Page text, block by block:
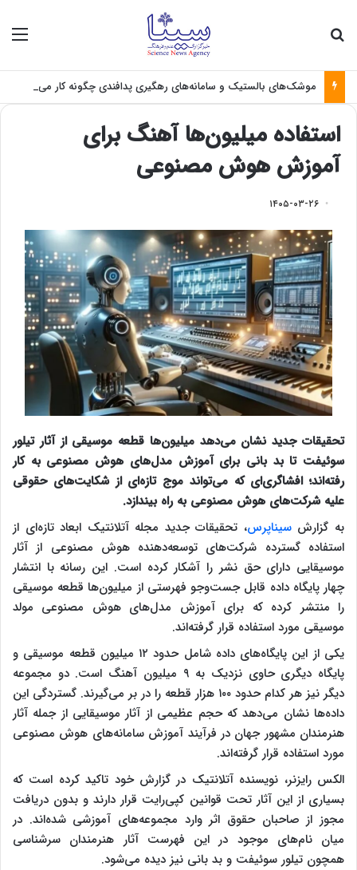
موشک‌های بالستیک و سامانه‌های رهگیری پدافندی چگونه کار می کنند؟
استفاده میلیون‌ها آهنگ برای
آموزش هوش مصنوعی
۱۴۰۵-۰۳-۲۶
تحقیقات جدید نشان می‌دهد میلیون‌ها قطعه موسیقی از آثار تیلور
سوئیفت تا بد بانی برای آموزش مدل‌های هوش مصنوعی به کار
رفته‌اند؛ افشاگری‌ای که می‌تواند موج تازه‌ای از شکایت‌های حقوقی
علیه شرکت‌های هوش مصنوعی به راه بیندازد.
به گزارشسیناپرس، تحقیقات جدید مجله آتلانتیک ابعاد تازه‌ای از
استفاده گسترده شرکت‌های توسعه‌دهنده هوش مصنوعی از آثار
موسیقایی دارای حق نشر را آشکار کرده است. این رسانه با انتشار
چهار پایگاه داده قابل جست‌و‌جو فهرستی از میلیون‌ها قطعه موسیقی
را منتشر کرده که برای آموزش مدل‌های هوش مصنوعی مولد
موسیقی مورد استفاده قرار گرفته‌اند.
یکی از این پایگاه‌های داده شامل حدود ۱۲ میلیون قطعه موسیقی و
پایگاه دیگری حاوی نزدیک به ۹ میلیون آهنگ است. دو مجموعه
دیگر نیز هر کدام حدود ۱۰۰ هزار قطعه را در بر می‌گیرند. گستردگی این
داده‌ها نشان می‌دهد که حجم عظیمی از آثار موسیقایی از جمله آثار
هنرمندان مشهور جهان در فرآیند آموزش سامانه‌های هوش مصنوعی
مورد استفاده قرار گرفته‌اند.
الکس رایزنر، نویسنده آتلانتیک در گزارش خود تاکید کرده است که
بسیاری از این آثار تحت قوانین کپی‌رایت قرار دارند و بدون دریافت
مجوز از صاحبان حقوق اثر وارد مجموعه‌های آموزشی شده‌اند. در
میان نام‌های موجود در این فهرست آثار هنرمندان سرشناسی
همچون تیلور سوئیفت و بد بانی نیز دیده می‌شود.